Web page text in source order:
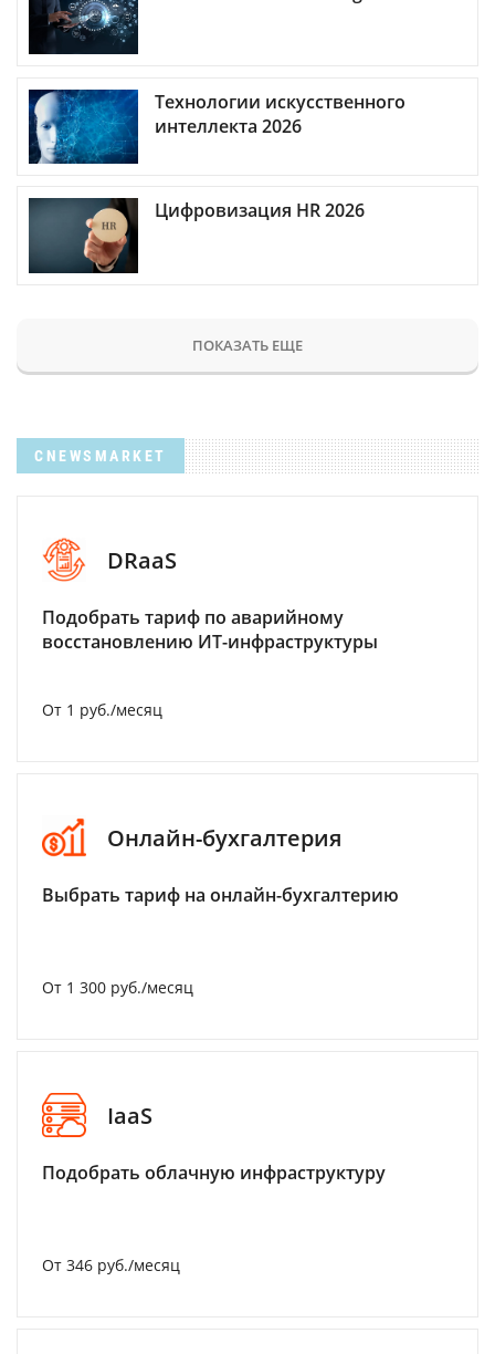
Технологии искусственного
интеллекта 2026
Цифровизация HR 2026
ПОКАЗАТЬ ЕЩЕ
CNEWSMARKET
DRaaS
Подобрать тариф по аварийному
восстановлению ИТ-инфраструктуры
От 1 руб./месяц
Онлайн-бухгалтерия
Выбрать тариф на онлайн-бухгалтерию
От 1 300 руб./месяц
IaaS
Подобрать облачную инфраструктуру
От 346 руб./месяц